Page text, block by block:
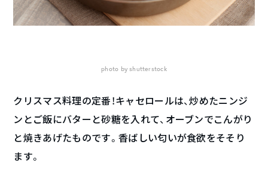
photo by shutterstock
クリスマス料理の定番！キャセロールは、炒めたニンジ
ンとご飯にバターと砂糖を入れて、オーブンでこんがり
と焼きあげたものです。香ばしい匂いが食欲をそそり
ます。